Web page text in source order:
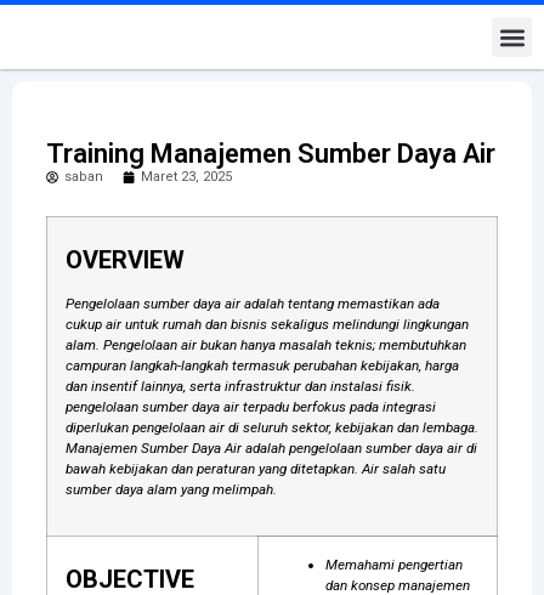
Training Manajemen Sumber Daya Air
saban Maret 23, 2025
OVERVIEW
Pengelolaan sumber daya air adalah tentang memastikan ada
cukup air untuk rumah dan bisnis sekaligus melindungi lingkungan
alam. Pengelolaan air bukan hanya masalah teknis; membutuhkan
campuran langkah-langkah termasuk perubahan kebijakan, harga
dan insentif lainnya, serta infrastruktur dan instalasi fisik.
pengelolaan sumber daya air terpadu berfokus pada integrasi
diperlukan pengelolaan air di seluruh sektor, kebijakan dan lembaga.
Manajemen Sumber Daya Air adalah pengelolaan sumber daya air di
bawah kebijakan dan peraturan yang ditetapkan. Air salah satu
sumber daya alam yang melimpah.
OBJECTIVE
Memahami pengertian
dan konsep manajemen